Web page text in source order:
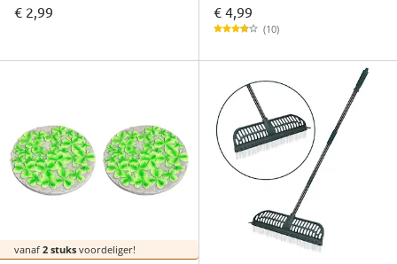
€ 2,99 € 4,99
(10)
vanaf 2 stuks voordeliger!